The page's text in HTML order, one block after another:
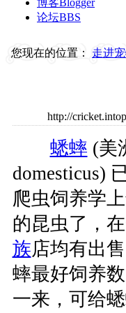
博客Blogger
论坛BBS
您现在的位置： 走进
http://
蟋蟀 (美
domesticus)
爬虫饲养学
的昆虫了，
族店均有出
蟀最好饲养
一来，可给